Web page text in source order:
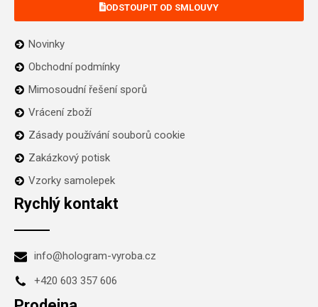
ODSTOUPIT OD SMLOUVY
Novinky
Obchodní podmínky
Mimosoudní řešení sporů
Vrácení zboží
Zásady používání souborů cookie
Zakázkový potisk
Vzorky samolepek
Rychlý kontakt
info@hologram-vyroba.cz
+420 603 357 606